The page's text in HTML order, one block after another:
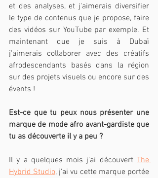
et des analyses, et j'aimerais diversifier
le type de contenus que je propose, faire
des vidéos sur YouTube par exemple. Et
maintenant que je suis à Dubaï
j'aimerais collaborer avec des créatifs
afrodescendants basés dans la région
sur des projets visuels ou encore sur des
évents !
Est-ce que tu peux nous présenter une
marque de mode afro avant-gardiste que
tu as découverte il y a peu ?
Il y a quelques mois j'ai découvert The
Hybrid Studio, j'ai vu cette marque portée